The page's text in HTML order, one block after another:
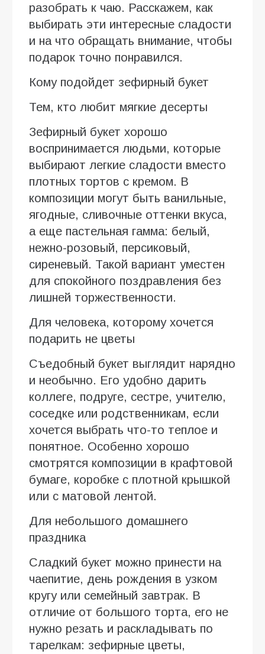
разобрать к чаю. Расскажем, как
выбирать эти интересные сладости
и на что обращать внимание, чтобы
подарок точно понравился.
Кому подойдет зефирный букет
Тем, кто любит мягкие десерты
Зефирный букет хорошо
воспринимается людьми, которые
выбирают легкие сладости вместо
плотных тортов с кремом. В
композиции могут быть ванильные,
ягодные, сливочные оттенки вкуса,
а еще пастельная гамма: белый,
нежно-розовый, персиковый,
сиреневый. Такой вариант уместен
для спокойного поздравления без
лишней торжественности.
Для человека, которому хочется
подарить не цветы
Съедобный букет выглядит нарядно
и необычно. Его удобно дарить
коллеге, подруге, сестре, учителю,
соседке или родственникам, если
хочется выбрать что-то теплое и
понятное. Особенно хорошо
смотрятся композиции в крафтовой
бумаге, коробке с плотной крышкой
или с матовой лентой.
Для небольшого домашнего
праздника
Сладкий букет можно принести на
чаепитие, день рождения в узком
кругу или семейный завтрак. В
отличие от большого торта, его не
нужно резать и раскладывать по
тарелкам: зефирные цветы,